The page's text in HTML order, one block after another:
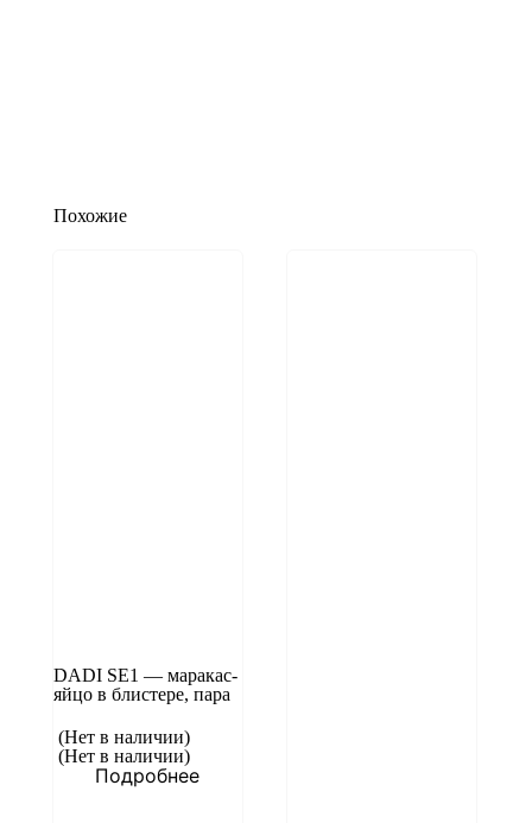
Похожие
DADI SE1 — маракас-
яйцо в блистере, пара
(Нет в наличии)
(Нет в наличии)
Подробнее